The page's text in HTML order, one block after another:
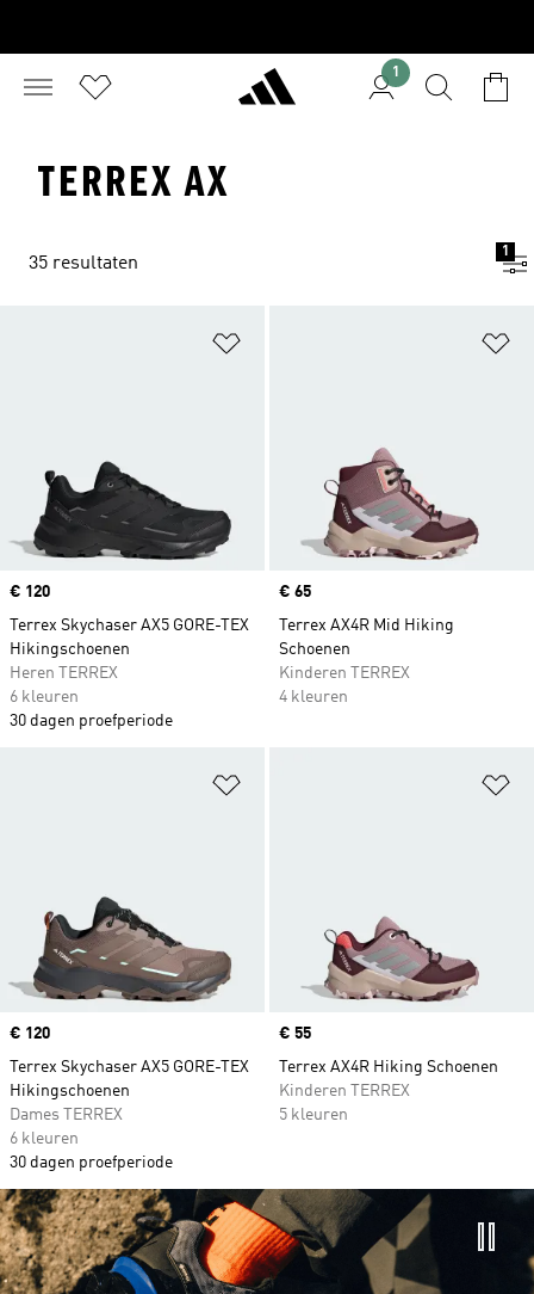
1
TERREX AX
35 resultaten
1
Price
€ 120
Terrex Skychaser AX5 GORE-TEX
Hikingschoenen
Heren TERREX
6 kleuren
30 dagen proefperiode
Price
€ 65
Terrex AX4R Mid Hiking
Schoenen
Kinderen TERREX
4 kleuren
Price
€ 120
Terrex Skychaser AX5 GORE-TEX
Hikingschoenen
Dames TERREX
6 kleuren
30 dagen proefperiode
Price
€ 55
Terrex AX4R Hiking Schoenen
Kinderen TERREX
5 kleuren